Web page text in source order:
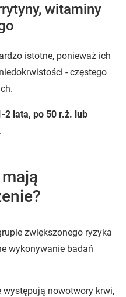
witaminy
istotne, ponieważ ich
- częstego
2 lata, po 50 r.ż. lub
.
zwiększonego ryzyka
wykonywanie badań
występują nowotwory krwi,